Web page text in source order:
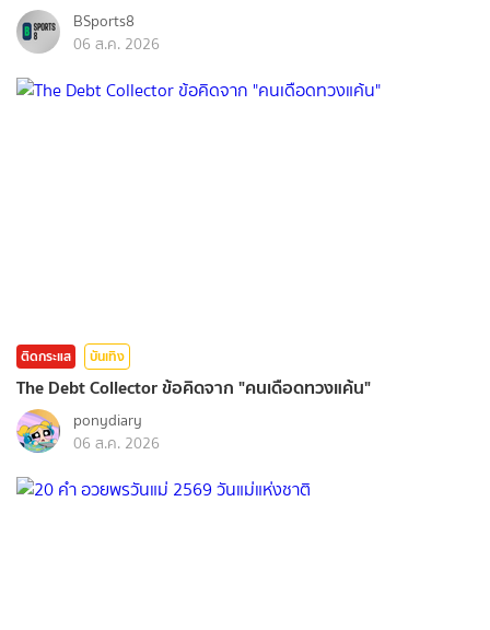
BSports8
06 ส.ค. 2026
ติดกระแส บันเทิง
The Debt Collector ข้อคิดจาก "คนเดือดทวงแค้น"
ponydiary
06 ส.ค. 2026